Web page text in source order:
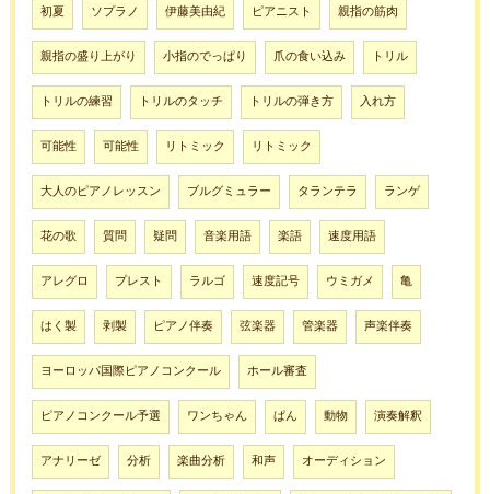
初夏 ソプラノ 伊藤美由紀 ピアニスト 親指の筋肉
親指の盛り上がり 小指のでっぱり 爪の食い込み トリル
トリルの練習 トリルのタッチ トリルの弾き方 入れ方
可能性 可能性 リトミック リトミック
大人のピアノレッスン ブルグミュラー タランテラ ランゲ
花の歌 質問 疑問 音楽用語 楽語 速度用語
アレグロ プレスト ラルゴ 速度記号 ウミガメ 亀
はく製 剥製 ピアノ伴奏 弦楽器 管楽器 声楽伴奏
ヨーロッパ国際ピアノコンクール ホール審査
ピアノコンクール予選 ワンちゃん ぱん 動物 演奏解釈
アナリーゼ 分析 楽曲分析 和声 オーディション